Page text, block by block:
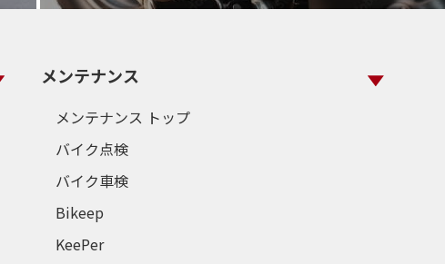
メンテナンス
メンテナンス トップ
バイク点検
バイク車検
Bikeep
KeePer